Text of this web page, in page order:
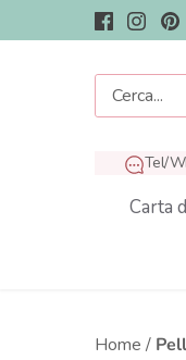
al
Tel/
Carta
Home /